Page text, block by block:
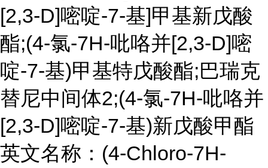
[2,3-D]嘧啶-7-基]甲基新戊酸
酯;(4-氯-7H-吡咯并[2,3-D]嘧
啶-7-基)甲基特戊酸酯;巴瑞克
替尼中间体2;(4-氯-7H-吡咯并
[2,3-D]嘧啶-7-基)新戊酸甲酯
英文名称：(4-Chloro-7H-